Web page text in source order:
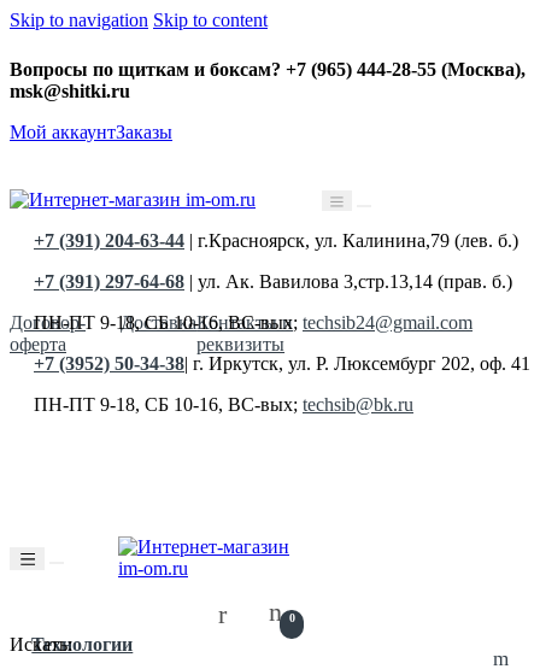
Skip to navigation Skip to content
Вопросы по щиткам и боксам? +7 (965) 444-28-55 (Москва),
msk@shitki.ru
Мой аккаунтЗаказы
Договор-
оферта
ДоставкаКонтакты и
реквизиты
+7 (391) 204-63-44 | г.Красноярск, ул. Калинина,79 (лев. б.)
+7 (391) 297-64-68 | ул. Ак. Вавилова 3,стр.13,14 (прав. б.)
ПН-ПТ 9-18, СБ 10-16, ВС-вых; techsib24@gmail.com
+7 (3952) 50-34-38| г. Иркутск, ул. Р. Люксембург 202, оф. 41
ПН-ПТ 9-18, СБ 10-16, ВС-вых; techsib@bk.ru
Технологии
0
Искать: